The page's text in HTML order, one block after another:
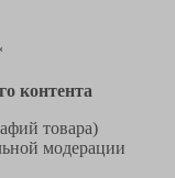
контента
товара)
модерации